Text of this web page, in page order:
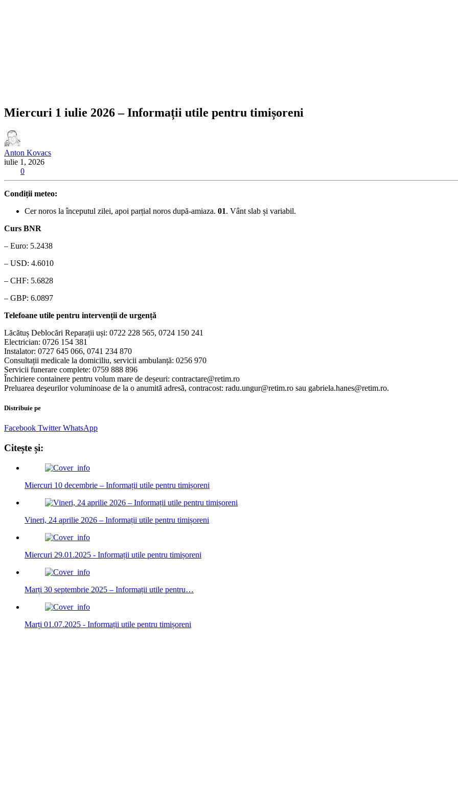
Miercuri 1 iulie 2026 – Informații utile pentru timișoreni
Anton Kovacs
iulie 1, 2026
0
Condiții meteo:
Cer noros la începutul zilei, apoi parțial noros după-amiaza. 01. Vânt slab și variabil.
Curs BNR
– Euro: 5.2438
– USD: 4.6010
– CHF: 5.6828
– GBP: 6.0897
Telefoane utile pentru intervenții de urgență
Lăcătuș Deblocări Reparații uși: 0722 228 565, 0724 150 241
Electrician: 0726 154 381
Instalator: 0727 645 066, 0741 234 870
Consultații medicale la domiciliu, servicii ambulanță: 0256 970
Servicii funerare complete: 0759 888 896
Închiriere containere pentru volum mare de deșeuri: contractare@retim.ro
Preluarea deşeurilor voluminoase de la o anumită adresă, contracost: radu.ungur@retim.ro sau gabriela.hanes@retim.ro.
Distribuie pe
Facebook Twitter WhatsApp
Citește și:
Miercuri 10 decembrie – Informații utile pentru timișoreni
Vineri, 24 aprilie 2026 – Informații utile pentru timișoreni
Miercuri 29.01.2025 - Informații utile pentru timișoreni
Marți 30 septembrie 2025 – Informații utile pentru…
Marți 01.07.2025 - Informații utile pentru timișoreni